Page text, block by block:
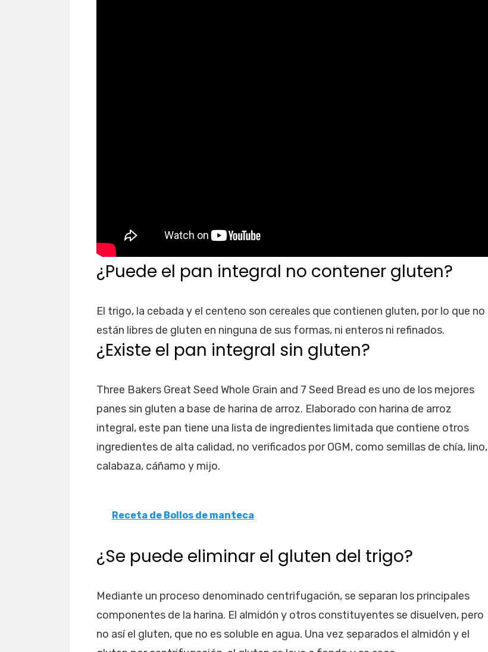
¿Puede el pan integral no contener gluten?
El trigo, la cebada y el centeno son cereales que contienen gluten, por lo que no
están libres de gluten en ninguna de sus formas, ni enteros ni refinados.
¿Existe el pan integral sin gluten?
Three Bakers Great Seed Whole Grain and 7 Seed Bread es uno de los mejores
panes sin gluten a base de harina de arroz. Elaborado con harina de arroz
integral, este pan tiene una lista de ingredientes limitada que contiene otros
ingredientes de alta calidad, no verificados por OGM, como semillas de chía, lino,
calabaza, cáñamo y mijo.
Receta de Bollos de manteca
¿Se puede eliminar el gluten del trigo?
Mediante un proceso denominado centrifugación, se separan los principales
componentes de la harina. El almidón y otros constituyentes se disuelven, pero
no así el gluten, que no es soluble en agua. Una vez separados el almidón y el